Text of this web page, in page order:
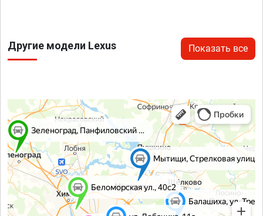
Другие модели Lexus Показать все